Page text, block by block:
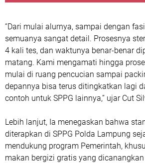
“Dari mulai alurnya, sampai dengan
semuanya sangat detail. Prosesnya
4 kali tes, dan waktunya benar-benar
matang. Kami mengamati hingga
mulai di ruang pencucian sampai
depannya bisa terus ditingkatkan lagi
contoh untuk SPPG lainnya,” ujar Cut
Lebih lanjut, Ia menegaskan bahwa
diterapkan di SPPG Polda Lampung
mendukung program Pemerintah,
makan bergizi gratis yang